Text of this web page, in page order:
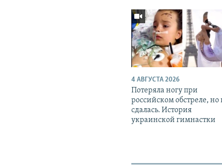
4 АВГУСТА 2026
Потеряла ногу при
российском обстреле, но
сдалась. История
украинской гимнастки